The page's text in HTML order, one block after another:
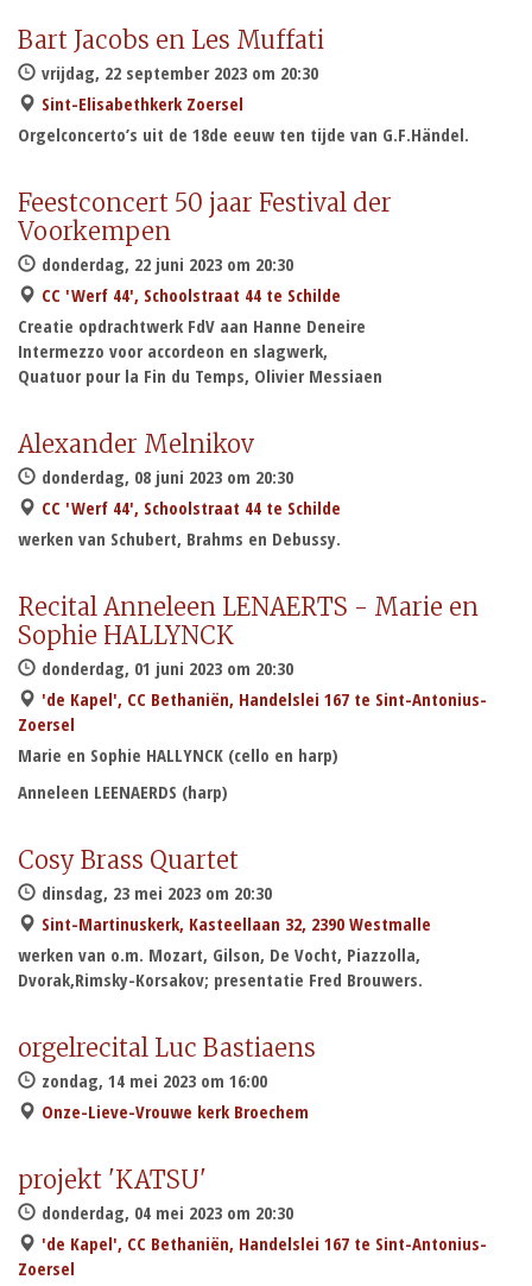
Bart Jacobs en Les Muffati
vrijdag, 22 september 2023 om 20:30
Sint-Elisabethkerk Zoersel
Orgelconcerto’s uit de 18de eeuw ten tijde van G.F.Händel.
Feestconcert 50 jaar Festival der
Voorkempen
donderdag, 22 juni 2023 om 20:30
CC 'Werf 44', Schoolstraat 44 te Schilde
Creatie opdrachtwerk FdV aan Hanne Deneire
Intermezzo voor accordeon en slagwerk,
Quatuor pour la Fin du Temps, Olivier Messiaen
Alexander Melnikov
donderdag, 08 juni 2023 om 20:30
CC 'Werf 44', Schoolstraat 44 te Schilde
werken van Schubert, Brahms en Debussy.
Recital Anneleen LENAERTS - Marie en
Sophie HALLYNCK
donderdag, 01 juni 2023 om 20:30
'de Kapel', CC Bethaniën, Handelslei 167 te Sint-Antonius-
Zoersel
Marie en Sophie HALLYNCK (cello en harp)
Anneleen LEENAERDS (harp)
Cosy Brass Quartet
dinsdag, 23 mei 2023 om 20:30
Sint-Martinuskerk, Kasteellaan 32, 2390 Westmalle
werken van o.m. Mozart, Gilson, De Vocht, Piazzolla,
Dvorak,Rimsky-Korsakov; presentatie Fred Brouwers.
orgelrecital Luc Bastiaens
zondag, 14 mei 2023 om 16:00
Onze-Lieve-Vrouwe kerk Broechem
projekt 'KATSU'
donderdag, 04 mei 2023 om 20:30
'de Kapel', CC Bethaniën, Handelslei 167 te Sint-Antonius-
Zoersel